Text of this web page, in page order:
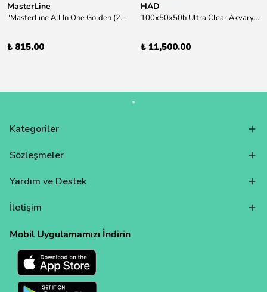
MasterLine
"MasterLine All In One Golden (200 ml) Daha yüksek zorluk derecesine sahip bitkiler için Özel formül Tam Besin "
₺ 815.00
HAD
100x50x50h Ultra Clear Akvaryum 10mm 90derece Birleşim /Sadece Otobüs Kargosu ile Gönderim Yapılır !
₺ 11,500.00
Kategoriler
Sözleşmeler
Yardım ve Destek
İletişim
Mobil Uygulamamızı İndirin